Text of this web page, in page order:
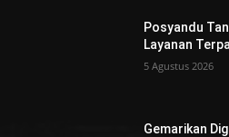
Posyandu
Layanan
5 Agustus 2026
Gemarikan